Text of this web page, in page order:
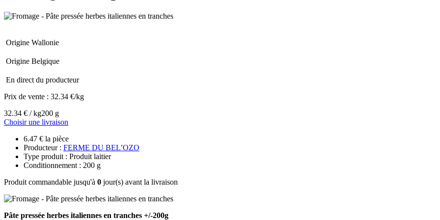
Origine Wallonie
Origine Belgique
En direct du producteur
Prix de vente : 32.34 €/kg
32.34 € / kg200 g
Choisir une livraison
6.47 € la pièce
Producteur : FERME DU BEL’OZO
Type produit : Produit laitier
Conditionnement : 200 g
Produit commandable jusqu'à 0 jour(s) avant la livraison
Pâte pressée herbes italiennes en tranches +/-200g